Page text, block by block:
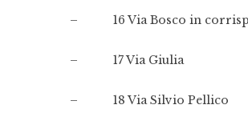
– 16 Via Bosco in
– 17 Via Giulia
– 18 Via Silvio Pellico